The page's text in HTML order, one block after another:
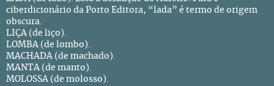
ciberdicionário da Porto Editora, “lada” é termo de origem
obscura.
LIÇA (de liço).
LOMBA (de lombo).
MACHADA (de machado).
MANTA (de manto).
MOLOSSA (de molosso).